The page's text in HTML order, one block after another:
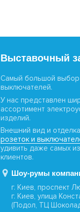
Выставочный
Самый большой выбор
выключателей.
У нас представлен
ассортимент
изделий.
Внешний вид и
розеток и
удивить даже самых
клиентов.
Шоу-румы
г. Киев, проспект
г. Киев, улица
(Подол, ТЦ